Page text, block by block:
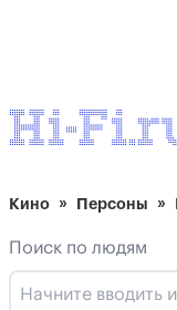
Кино Персоны
Поиск по людям